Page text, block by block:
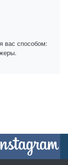
вас способом: